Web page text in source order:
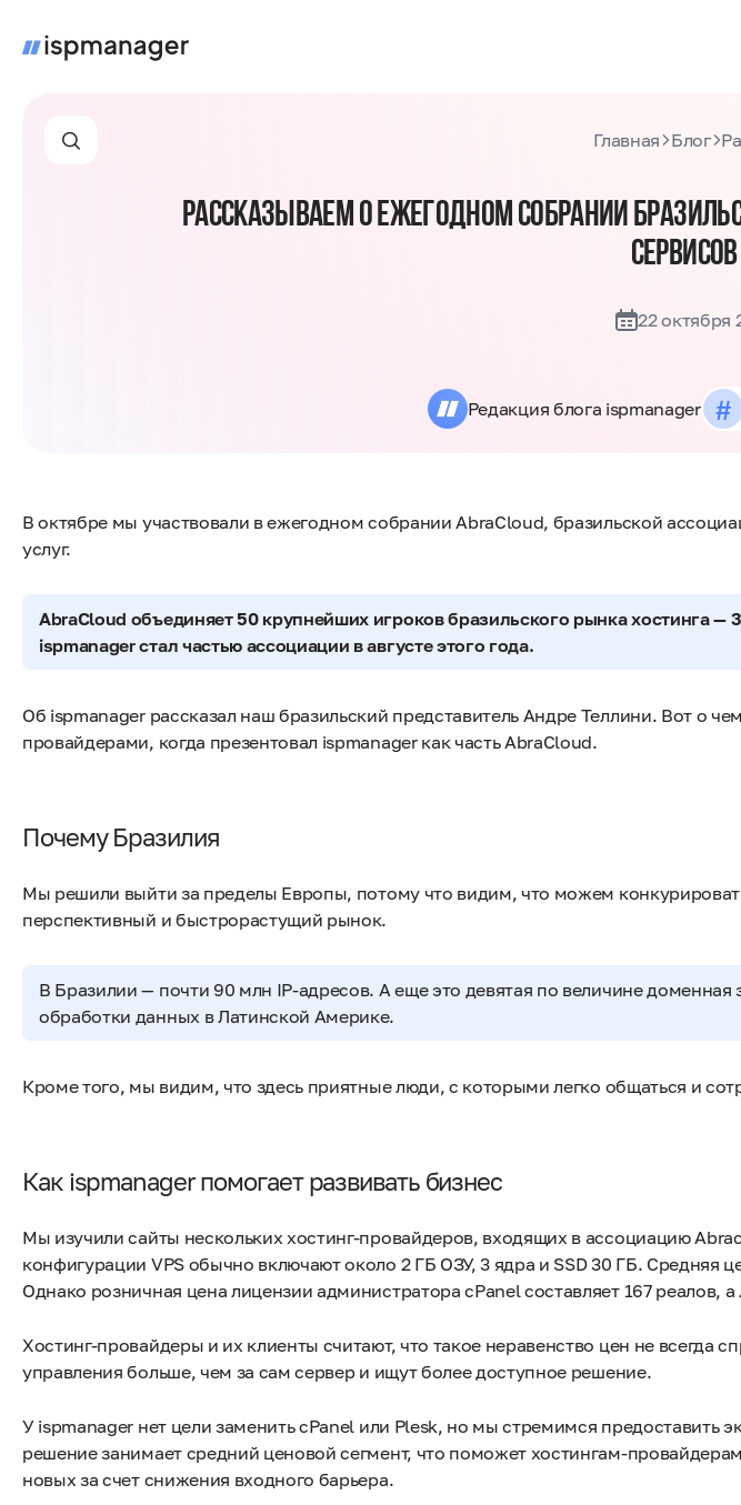
Главная Блог
РАССКАЗЫВАЕМ О ЕЖЕГОДНОМ СОБРАНИИ
СЕРВИСОВ
22 октября
Редакция блога ispmanager #
В октябре мы участвовали в ежегодном собрании AbraCloud, бразильской
услуг.
AbraCloud объединяет 50 крупнейших игроков бразильского рынка хостинга —
ispmanager стал частью ассоциации в августе этого года.
Об ispmanager рассказал наш бразильский представитель Андре Теллини. Вот о
провайдерами, когда презентовал ispmanager как часть AbraCloud.
Почему Бразилия
Мы решили выйти за пределы Европы, потому что видим, что можем
перспективный и быстрорастущий рынок.
В Бразилии — почти 90 млн IP-адресов. А еще это девятая по величине
обработки данных в Латинской Америке.
Кроме того, мы видим, что здесь приятные люди, с которыми легко общаться и
Как ispmanager помогает развивать бизнес
Мы изучили сайты нескольких хостинг-провайдеров, входящих в ассоциацию
конфигурации VPS обычно включают около 2 ГБ ОЗУ, 3 ядра и SSD 30 ГБ. Средняя
Однако розничная цена лицензии администратора cPanel составляет 167 реалов,
Хостинг-провайдеры и их клиенты считают, что такое неравенство цен не всегда
управления больше, чем за сам сервер и ищут более доступное решение.
У ispmanager нет цели заменить cPanel или Plesk, но мы стремимся предоставить
решение занимает средний ценовой сегмент, что поможет хостингам-
новых за счет снижения входного барьера.